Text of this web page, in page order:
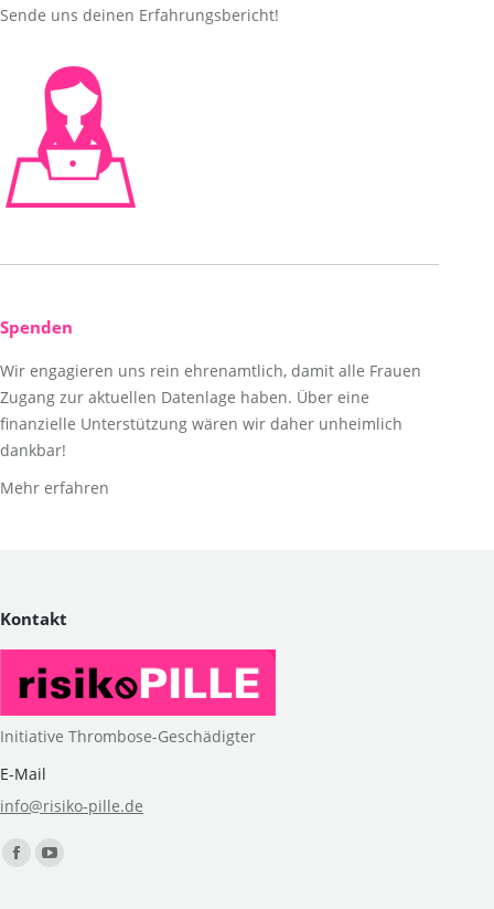
Sende uns deinen Erfahrungsbericht!
Spenden
Wir engagieren uns rein ehrenamtlich, damit alle Frauen
Zugang zur aktuellen Datenlage haben. Über eine
finanzielle Unterstützung wären wir daher unheimlich
dankbar!
Mehr erfahren
Kontakt
Initiative Thrombose-Geschädigter
E-Mail
info@risiko-pille.de
Finden Sie uns auf:
FacebookYouTube